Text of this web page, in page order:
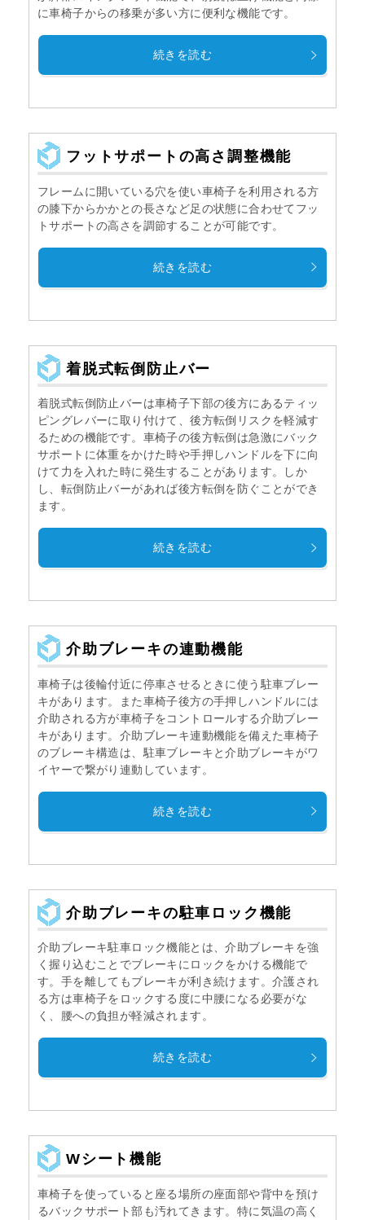
に車椅子からの移乗が多い方に便利な機能です。
続きを読む
フットサポートの高さ調整機能
フレームに開いている穴を使い車椅子を利用される方
の膝下からかかとの長さなど足の状態に合わせてフッ
トサポートの高さを調節することが可能です。
続きを読む
着脱式転倒防止バー
着脱式転倒防止バーは車椅子下部の後方にあるティッ
ピングレバーに取り付けて、後方転倒リスクを軽減す
るための機能です。車椅子の後方転倒は急激にバック
サポートに体重をかけた時や手押しハンドルを下に向
けて力を入れた時に発生することがあります。しか
し、転倒防止バーがあれば後方転倒を防ぐことができ
ます。
続きを読む
介助ブレーキの連動機能
車椅子は後輪付近に停車させるときに使う駐車ブレー
キがあります。また車椅子後方の手押しハンドルには
介助される方が車椅子をコントロールする介助ブレー
キがあります。介助ブレーキ連動機能を備えた車椅子
のブレーキ構造は、駐車ブレーキと介助ブレーキがワ
イヤーで繋がり連動しています。
続きを読む
介助ブレーキの駐車ロック機能
介助ブレーキ駐車ロック機能とは、介助ブレーキを強
く握り込むことでブレーキにロックをかける機能で
す。手を離してもブレーキが利き続けます。介護され
る方は車椅子をロックする度に中腰になる必要がな
く、腰への負担が軽減されます。
続きを読む
Wシート機能
車椅子を使っていると座る場所の座面部や背中を預け
るバックサポート部も汚れてきます。特に気温の高く